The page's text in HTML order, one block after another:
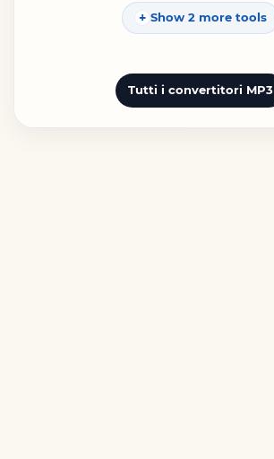
Show 2 more tools
Tutti i convertitori MP3